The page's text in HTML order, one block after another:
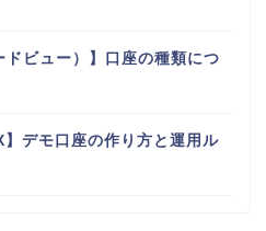
ビュー）】口座の種類につ
デモ口座の作り方と運用ル